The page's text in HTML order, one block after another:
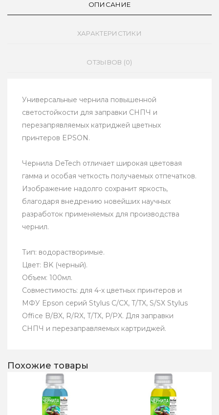
ОПИСАНИЕ
ХАРАКТЕРИСТИКИ
ОТЗЫВОВ (0)
Универсальные чернила повышенной
светостойкости для заправки СНПЧ и
перезапрявляемых катриджей цветных
принтеров EPSON.
Чернила DeTech отличает широкая цветовая
гамма и особая четкость получаемых отпечатков.
Изображение надолго сохранит яркость,
благодаря внедрению новейших научных
разработок применяемых для производства
чернил.
Тип: водорастворимые.
Цвет: BK (черный).
Объем: 100мл.
Совместимость: для 4-х цветных принтеров и
МФУ Epson серий Stylus C/CX, T/TX, S/SX Stylus
Office B/BX, R/RX, T/TX, P/PX. Для заправки
СНПЧ и перезаправляемых картриджей.
Похожие товары